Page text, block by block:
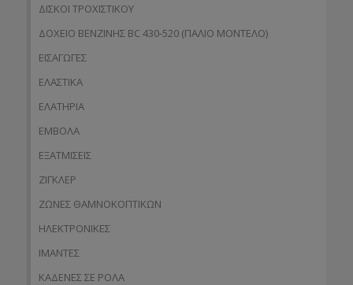
ΔΙΣΚΟΙ ΤΡΟΧΙΣΤΙΚΟΥ
ΔΟΧΕΙΟ ΒΕΝΖΙΝΗΣ BC 430-520 (ΠΑΛΙΟ ΜΟΝΤΕΛΟ)
ΕΙΣΑΓΩΓΕΣ
ΕΛΑΣΤΙΚΑ
ΕΛΑΤΗΡΙΑ
ΕΜΒΟΛΑ
ΕΞΑΤΜΙΣΕΙΣ
ΖΙΓΚΛΕΡ
ΖΩΝΕΣ ΘΑΜΝΟΚΟΠΤΙΚΩΝ
ΗΛΕΚΤΡΟΝΙΚΕΣ
ΙΜΑΝΤΕΣ
ΚΑΔΕΝΕΣ ΣΕ ΡΟΛΑ